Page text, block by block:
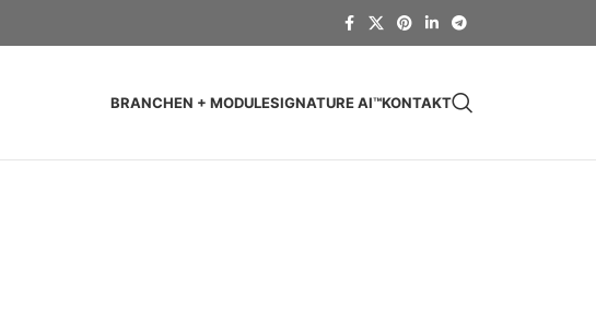
BRANCHEN + MODULESIGNATURE AI™KONTAKT